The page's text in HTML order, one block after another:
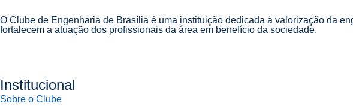
O Clube de Engenharia de Brasília é uma instituição dedicada à valorização da
fortalecem a atuação dos profissionais da área em benefício da sociedade.
Institucional
Sobre o Clube